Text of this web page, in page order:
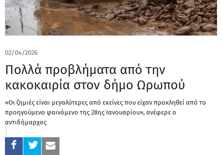
02/04/2026
Πολλά προβλήματα από την
κακοκαιρία στον δήμο Ωρωπού
«Οι ζημιές είναι μεγαλύτερες από εκείνες που είχαν προκληθεί από το
προηγούμενο φαινόμενο της 28ης Ιανουαρίου», ανέφερε ο
αντιδήμαρχος